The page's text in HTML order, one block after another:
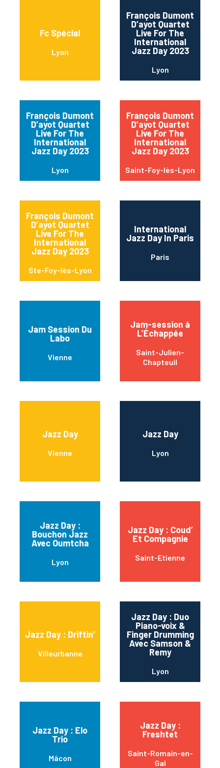
Fc Spécial
Lyon
François Dumont
D’ayot Quartet
Live For The
International
Jazz Day 2023
Lyon
François Dumont
D’ayot Quartet
Live For The
International
Jazz Day 2023
Lyon
François Dumont
D’ayot Quartet
Live For The
International
Jazz Day 2023
Saint-Foy-lès-Lyon
François Dumont
D’ayot Quartet
Live For The
International
Jazz Day 2023
Ste-Foy-lès-Lyon
International
Jazz Day In Paris
Paris
Jam Session Du
Labo
Vienne
Jam-session à
L’Échappée
Saint-Julien-
Chapteuil
Jazz Day
Vienne
Jazz Day
Lyon
Jazz Day :
Bouchon Jazz
Avec Oumtcha
Lyon
Jazz Day : Coud’
Et Compagnie
Saint-Etienne
Jazz Day : Driftin’
Villeurbanne
Jazz Day : Duo
Piano-voix &
Finger Drumming
Avec Samson &
Remy
Lyon
Jazz Day : Elo
Trio
Mâcon
Jazz Day :
Freshtet
Saint-Romain-en-
Gal